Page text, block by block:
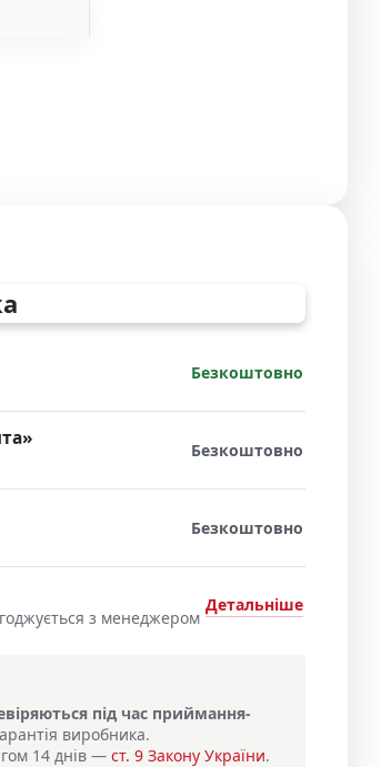
Безкоштовно
Безкоштовно
Безкоштовно
з менеджером
Детальніше
під час приймання-
виробника.
14 днів — ст. 9 Закону України.